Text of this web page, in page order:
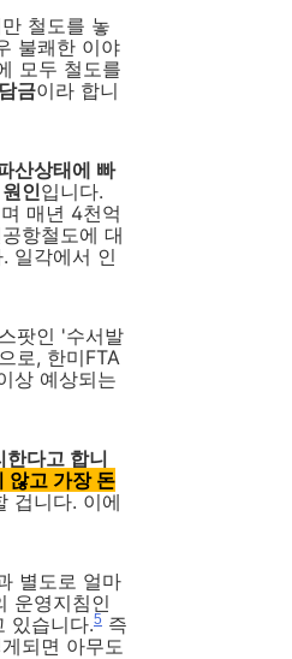
철도를 놓
불쾌한 이야
모두 철도를
금이라 합니
산상태에 빠
인입니다.
매년 4천억
항철도에 대
일각에서 인
팟인 '수서발
로, 한미FTA
상 예상되는
다고 합니
않고 가장 돈
겁니다. 이에
별도로 얼마
운영지침인
있습니다.5 즉
되면 아무도